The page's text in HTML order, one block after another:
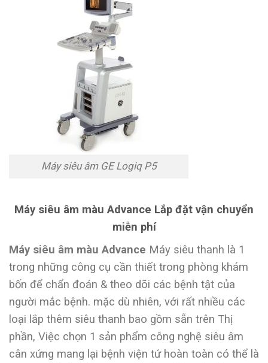
Máy siêu âm GE Logiq P5
Máy siêu âm màu Advance Lắp đặt vận chuyển
miễn phí
Máy siêu âm màu Advance Máy siêu thanh là 1
trong những công cụ cần thiết trong phòng khám
bốn để chẩn đoán & theo dõi các bệnh tật của
người mắc bệnh. mặc dù nhiên, với rất nhiều các
loại lắp thêm siêu thanh bao gồm sẵn trên Thị
phần, Việc chọn 1 sản phẩm công nghệ siêu âm
cân xứng mang lại bệnh viện tứ hoàn toàn có thể là